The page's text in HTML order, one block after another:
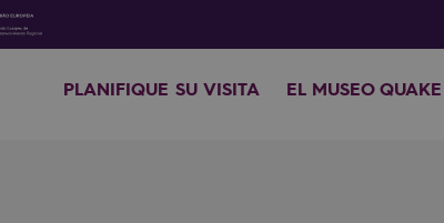
PLANIFIQUE SU VISITA EL MUSEO QUAKE